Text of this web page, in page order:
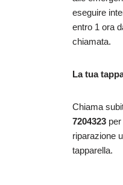
eseguire
entro 1 ora
chiamata.
La tua
Chiama
7204323
riparazione
tapparella.